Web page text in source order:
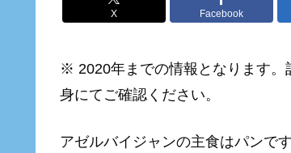
X Facebook
※ 2020年までの情報となります
身にてご確認ください。
アゼルバイジャンの主食はパンで